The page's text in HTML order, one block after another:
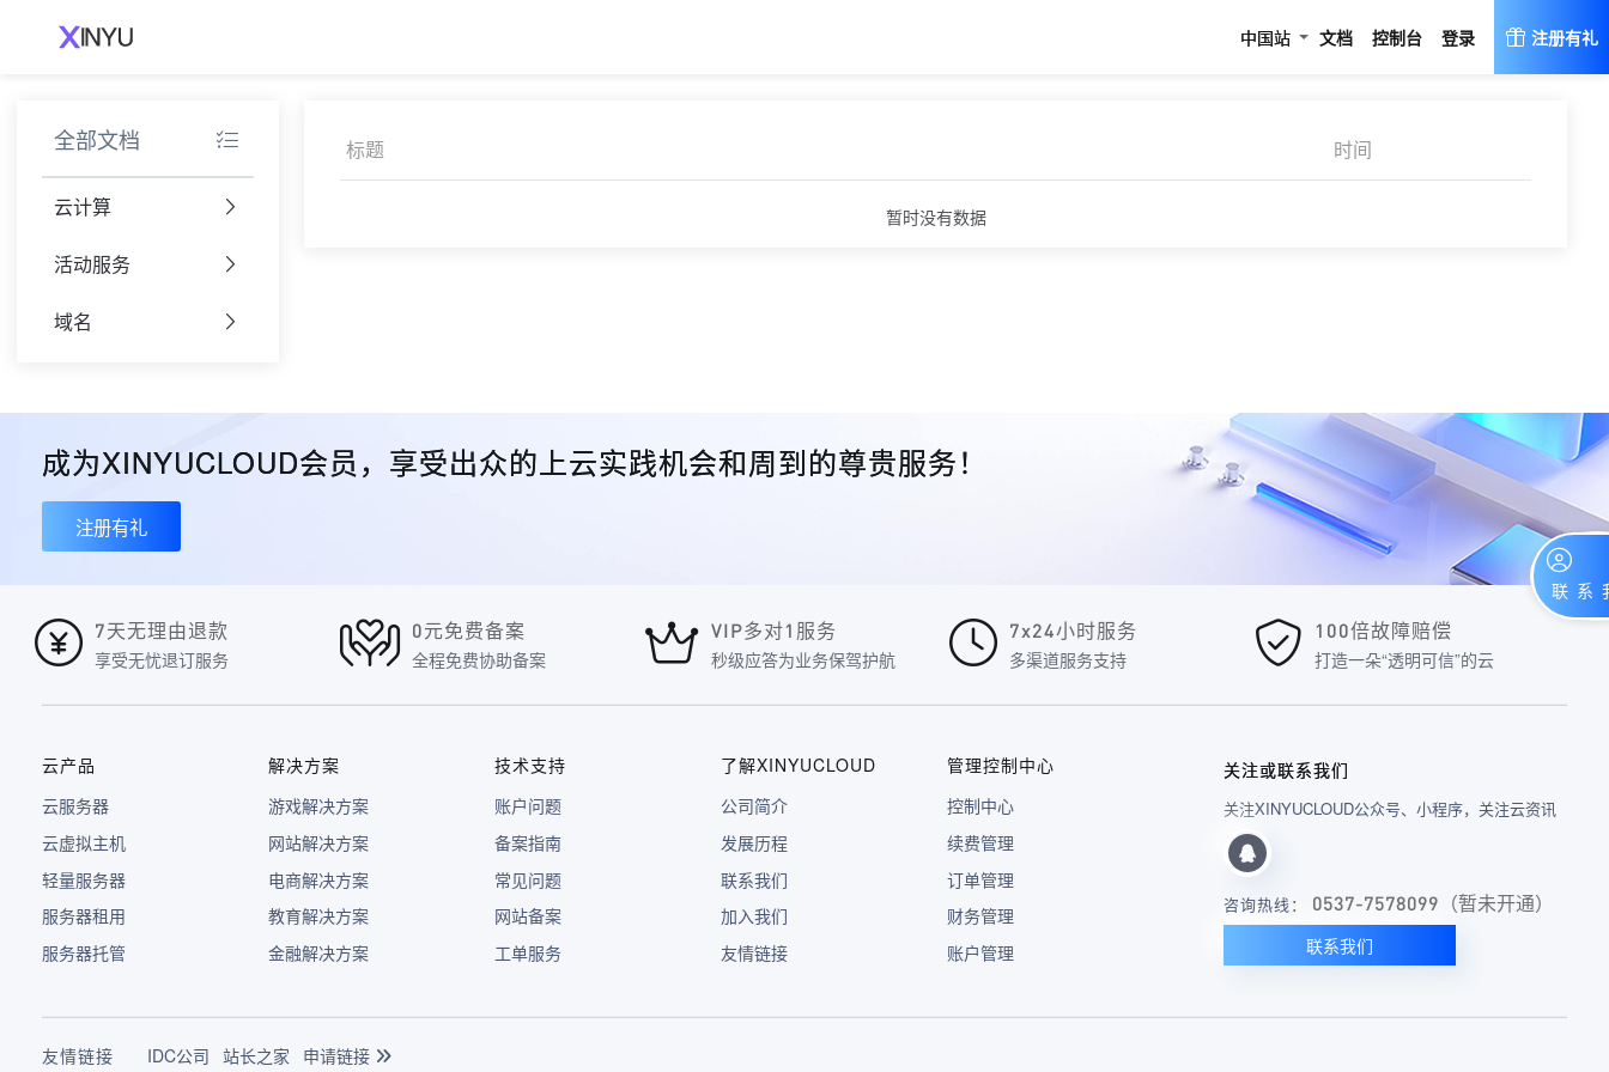
中国站 文档 控制台 登录 注册有礼
全部文档
云计算
活动服务
域名
标题 时间
暂时没有数据
成为XINYUCLOUD会员，享受出众的上云实践机会和周到的尊贵服务！
注册有礼
7天无理由退款
享受无忧退订服务
0元免费备案
全程免费协助备案
VIP多对1服务
秒级应答为业务保驾护航
7x24小时服务
多渠道服务支持
100倍故障赔偿
打造一朵“透明可信”的云
云产品
云服务器
云虚拟主机
轻量服务器
服务器租用
服务器托管
解决方案
游戏解决方案
网站解决方案
电商解决方案
教育解决方案
金融解决方案
技术支持
账户问题
备案指南
常见问题
网站备案
工单服务
了解XINYUCLOUD
公司简介
发展历程
联系我们
加入我们
友情链接
管理控制中心
控制中心
续费管理
订单管理
财务管理
账户管理
关注或联系我们
关注XINYUCLOUD公众号、小程序，关注云资讯
咨询热线： 0537-7578099（暂未开通）
联系我们
友情链接 IDC公司 站长之家 申请链接